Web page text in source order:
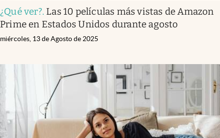
¿Qué ver?. Las 10 películas más vistas de Amazon
Prime en Estados Unidos durante agosto
miércoles, 13 de Agosto de 2025